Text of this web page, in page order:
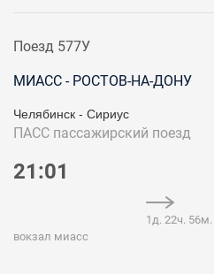
Поезд 577У
МИАСС - РОСТОВ-НА-ДОНУ
Челябинск - Сириус
ПАСС пассажирский поезд
21:01
вокзал миасс
1д. 22ч. 56м.